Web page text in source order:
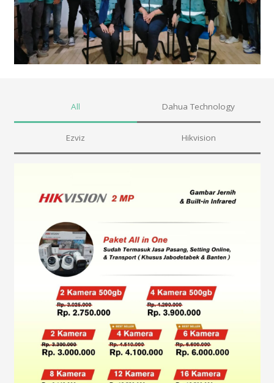
All Dahua Technology
Ezviz Hikvision